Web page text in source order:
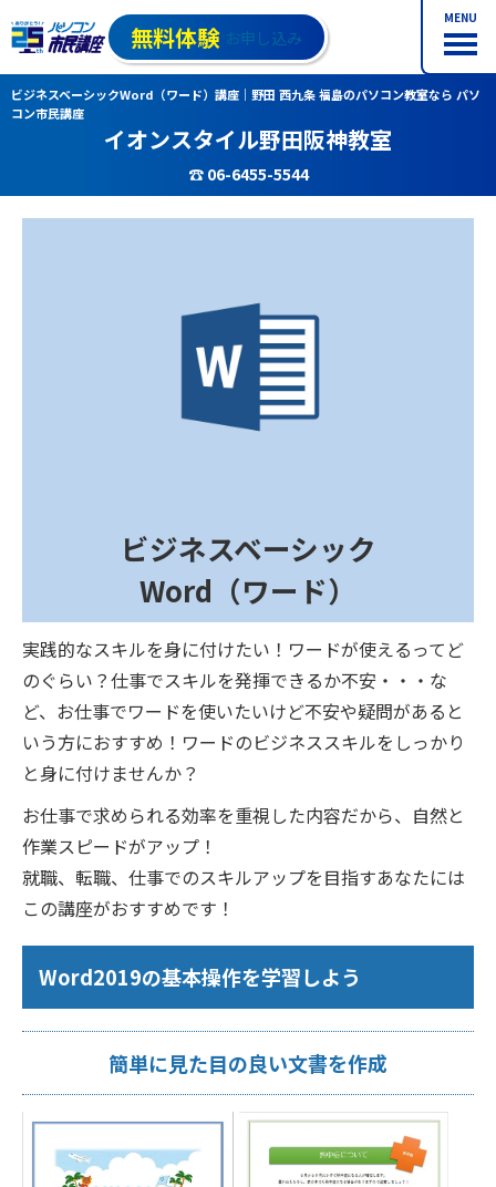
MENU
無料体験 お申し込み
ビジネスベーシックWord（ワード）講座｜野田 西九条 福島のパソコン教室なら パソ
コン市民講座
イオンスタイル野田阪神教室
☎ 06-6455-5544
ビジネスベーシック
Word（ワード）
実践的なスキルを身に付けたい！ワードが使えるってど
のぐらい？仕事でスキルを発揮できるか不安・・・な
ど、お仕事でワードを使いたいけど不安や疑問があると
いう方におすすめ！ワードのビジネススキルをしっかり
と身に付けませんか？
お仕事で求められる効率を重視した内容だから、自然と
作業スピードがアップ！
就職、転職、仕事でのスキルアップを目指すあなたには
この講座がおすすめです！
Word2019の基本操作を学習しよう
簡単に見た目の良い文書を作成